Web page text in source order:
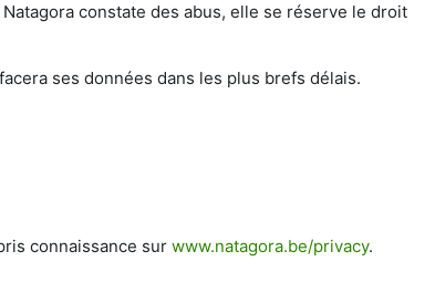
constate des abus, elle se réserve le droit
ses données dans les plus brefs délais.
connaissance sur www.natagora.be/privacy.